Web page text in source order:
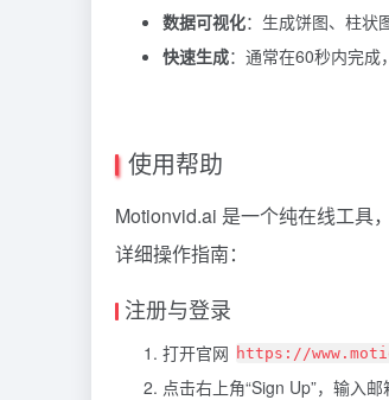
数据可视化：生成饼图、柱状
快速生成：通常在60秒内完成
使用帮助
Motionvid.ai 是一个纯在线工具
详细操作指南：
注册与登录
打开官网 https://
点击右上角“Sign Up”，输入邮